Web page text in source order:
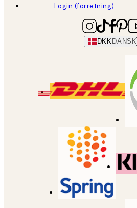
Login (forretning)
DKK DANSK